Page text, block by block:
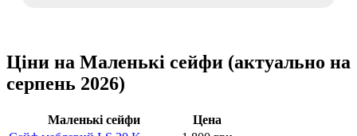
Ціни на Маленькі сейфи (актуально на
серпень 2026)
Маленькі сейфи
Цена